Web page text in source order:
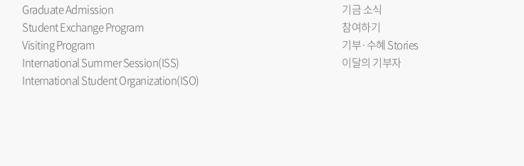
Graduate Admission
Student Exchange Program
Visiting Program
International Summer Session(ISS)
International Student Organization(ISO)
기금 소식
참여하기
기부·수혜 Stories
이달의 기부자